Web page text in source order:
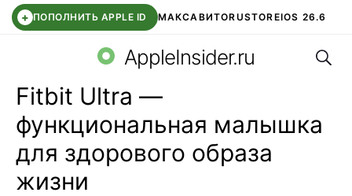
+ ПОПОЛНИТЬ APPLE ID МАКСАВИТОRUSTOREIOS 26.6
СБЕР КИДС ВТБ ОНЛАЙН ЧАТ В ROBLOX
AppleInsider.ru
Fitbit Ultra —
функциональная малышка
для здорового образа
жизни